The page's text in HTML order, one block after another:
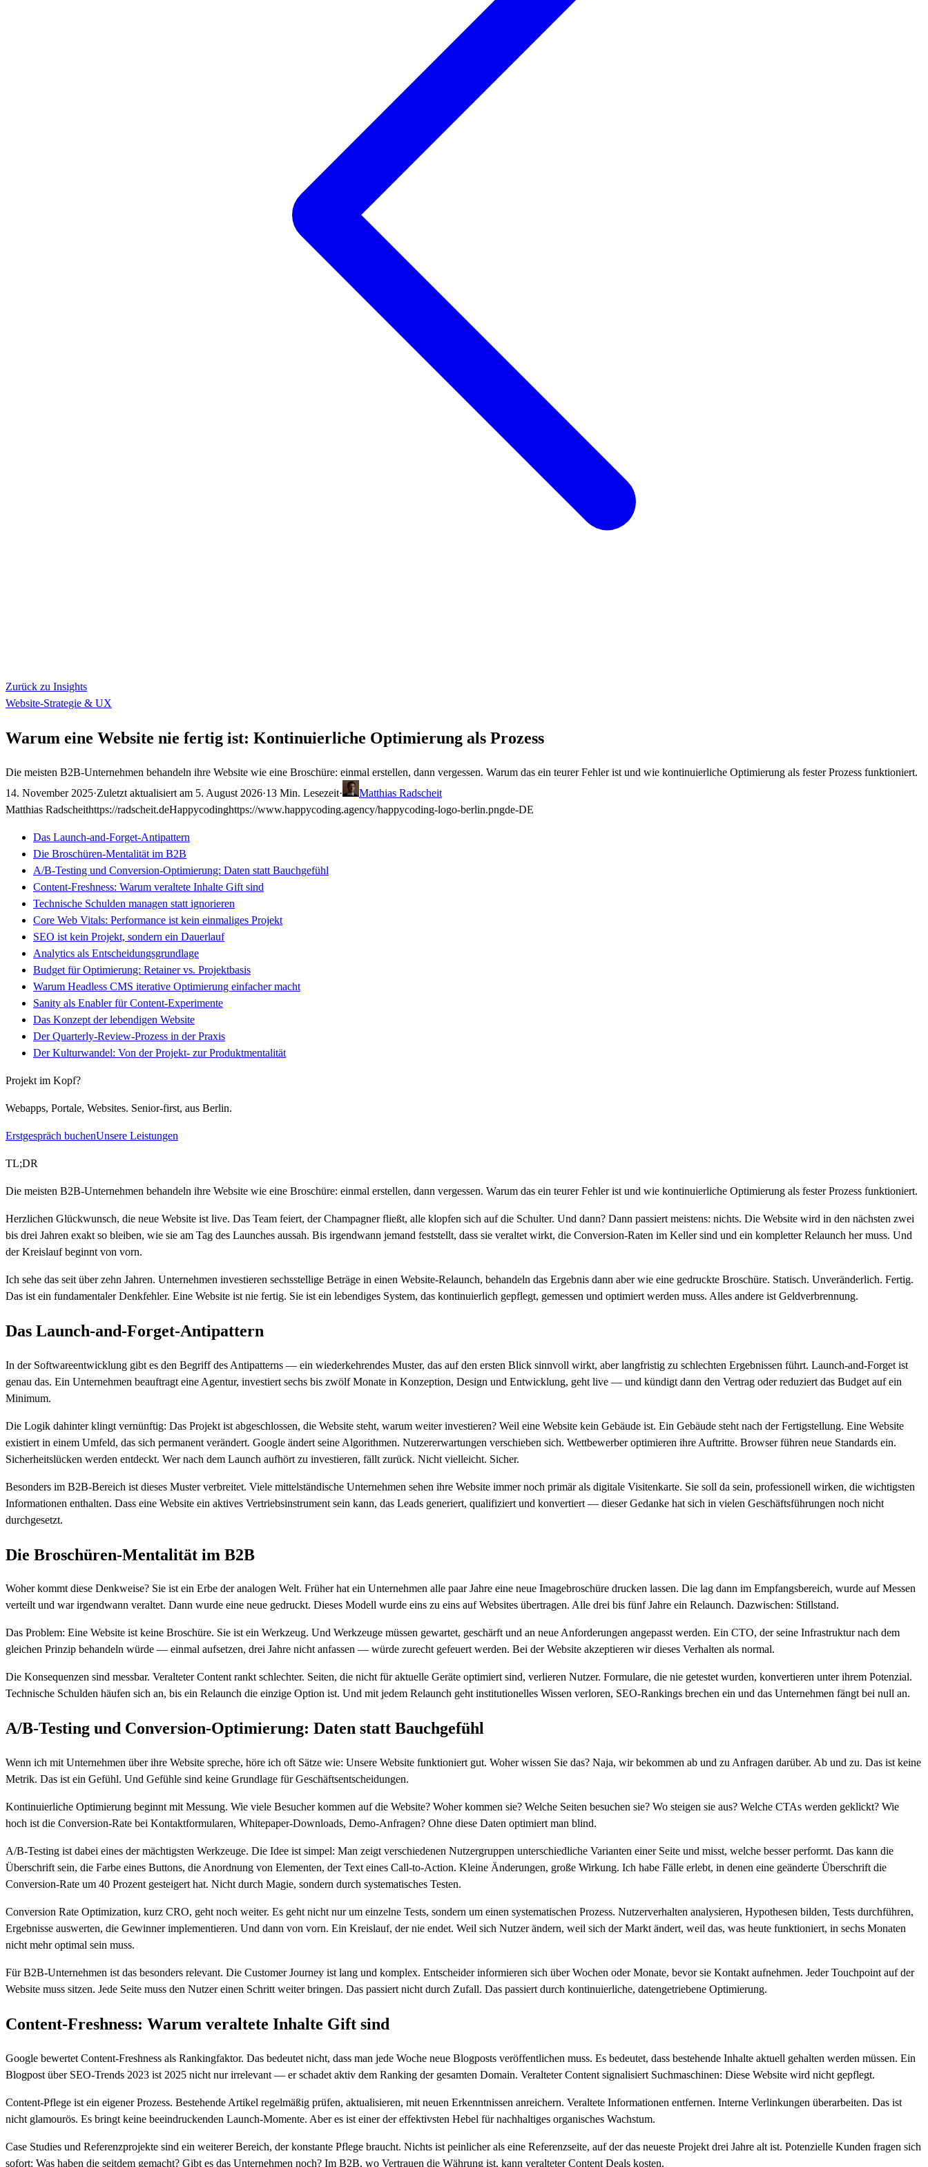
Zurück zu Insights
Website-Strategie & UX
Warum eine Website nie fertig ist: Kontinuierliche Optimierung als Prozess
Die meisten B2B-Unternehmen behandeln ihre Website wie eine Broschüre: einmal erstellen, dann vergessen. Warum das ein teurer Fehler ist und wie kontinuierliche Optimierung als fester Prozess funktioniert.
14. November 2025·Zuletzt aktualisiert am 5. August 2026·13 Min. Lesezeit·
Matthias Radscheit
Matthias Radscheithttps://radscheit.deHappycodinghttps://www.happycoding.agency/happycoding-logo-berlin.pngde-DE
Das Launch-and-Forget-Antipattern
Die Broschüren-Mentalität im B2B
A/B-Testing und Conversion-Optimierung: Daten statt Bauchgefühl
Content-Freshness: Warum veraltete Inhalte Gift sind
Technische Schulden managen statt ignorieren
Core Web Vitals: Performance ist kein einmaliges Projekt
SEO ist kein Projekt, sondern ein Dauerlauf
Analytics als Entscheidungsgrundlage
Budget für Optimierung: Retainer vs. Projektbasis
Warum Headless CMS iterative Optimierung einfacher macht
Sanity als Enabler für Content-Experimente
Das Konzept der lebendigen Website
Der Quarterly-Review-Prozess in der Praxis
Der Kulturwandel: Von der Projekt- zur Produktmentalität
Projekt im Kopf?
Webapps, Portale, Websites. Senior-first, aus Berlin.
Erstgespräch buchenUnsere Leistungen
TL;DR
Die meisten B2B-Unternehmen behandeln ihre Website wie eine Broschüre: einmal erstellen, dann vergessen. Warum das ein teurer Fehler ist und wie kontinuierliche Optimierung als fester Prozess funktioniert.
Herzlichen Glückwunsch, die neue Website ist live. Das Team feiert, der Champagner fließt, alle klopfen sich auf die Schulter. Und dann? Dann passiert meistens: nichts. Die Website wird in den nächsten zwei
bis drei Jahren exakt so bleiben, wie sie am Tag des Launches aussah. Bis irgendwann jemand feststellt, dass sie veraltet wirkt, die Conversion-Raten im Keller sind und ein kompletter Relaunch her muss. Und
der Kreislauf beginnt von vorn.
Ich sehe das seit über zehn Jahren. Unternehmen investieren sechsstellige Beträge in einen Website-Relaunch, behandeln das Ergebnis dann aber wie eine gedruckte Broschüre. Statisch. Unveränderlich. Fertig.
Das ist ein fundamentaler Denkfehler. Eine Website ist nie fertig. Sie ist ein lebendiges System, das kontinuierlich gepflegt, gemessen und optimiert werden muss. Alles andere ist Geldverbrennung.
Das Launch-and-Forget-Antipattern
In der Softwareentwicklung gibt es den Begriff des Antipatterns — ein wiederkehrendes Muster, das auf den ersten Blick sinnvoll wirkt, aber langfristig zu schlechten Ergebnissen führt. Launch-and-Forget ist
genau das. Ein Unternehmen beauftragt eine Agentur, investiert sechs bis zwölf Monate in Konzeption, Design und Entwicklung, geht live — und kündigt dann den Vertrag oder reduziert das Budget auf ein
Minimum.
Die Logik dahinter klingt vernünftig: Das Projekt ist abgeschlossen, die Website steht, warum weiter investieren? Weil eine Website kein Gebäude ist. Ein Gebäude steht nach der Fertigstellung. Eine Website
existiert in einem Umfeld, das sich permanent verändert. Google ändert seine Algorithmen. Nutzererwartungen verschieben sich. Wettbewerber optimieren ihre Auftritte. Browser führen neue Standards ein.
Sicherheitslücken werden entdeckt. Wer nach dem Launch aufhört zu investieren, fällt zurück. Nicht vielleicht. Sicher.
Besonders im B2B-Bereich ist dieses Muster verbreitet. Viele mittelständische Unternehmen sehen ihre Website immer noch primär als digitale Visitenkarte. Sie soll da sein, professionell wirken, die wichtigsten
Informationen enthalten. Dass eine Website ein aktives Vertriebsinstrument sein kann, das Leads generiert, qualifiziert und konvertiert — dieser Gedanke hat sich in vielen Geschäftsführungen noch nicht
durchgesetzt.
Die Broschüren-Mentalität im B2B
Woher kommt diese Denkweise? Sie ist ein Erbe der analogen Welt. Früher hat ein Unternehmen alle paar Jahre eine neue Imagebroschüre drucken lassen. Die lag dann im Empfangsbereich, wurde auf Messen
verteilt und war irgendwann veraltet. Dann wurde eine neue gedruckt. Dieses Modell wurde eins zu eins auf Websites übertragen. Alle drei bis fünf Jahre ein Relaunch. Dazwischen: Stillstand.
Das Problem: Eine Website ist keine Broschüre. Sie ist ein Werkzeug. Und Werkzeuge müssen gewartet, geschärft und an neue Anforderungen angepasst werden. Ein CTO, der seine Infrastruktur nach dem
gleichen Prinzip behandeln würde — einmal aufsetzen, drei Jahre nicht anfassen — würde zurecht gefeuert werden. Bei der Website akzeptieren wir dieses Verhalten als normal.
Die Konsequenzen sind messbar. Veralteter Content rankt schlechter. Seiten, die nicht für aktuelle Geräte optimiert sind, verlieren Nutzer. Formulare, die nie getestet wurden, konvertieren unter ihrem Potenzial.
Technische Schulden häufen sich an, bis ein Relaunch die einzige Option ist. Und mit jedem Relaunch geht institutionelles Wissen verloren, SEO-Rankings brechen ein und das Unternehmen fängt bei null an.
A/B-Testing und Conversion-Optimierung: Daten statt Bauchgefühl
Wenn ich mit Unternehmen über ihre Website spreche, höre ich oft Sätze wie: Unsere Website funktioniert gut. Woher wissen Sie das? Naja, wir bekommen ab und zu Anfragen darüber. Ab und zu. Das ist keine
Metrik. Das ist ein Gefühl. Und Gefühle sind keine Grundlage für Geschäftsentscheidungen.
Kontinuierliche Optimierung beginnt mit Messung. Wie viele Besucher kommen auf die Website? Woher kommen sie? Welche Seiten besuchen sie? Wo steigen sie aus? Welche CTAs werden geklickt? Wie
hoch ist die Conversion-Rate bei Kontaktformularen, Whitepaper-Downloads, Demo-Anfragen? Ohne diese Daten optimiert man blind.
A/B-Testing ist dabei eines der mächtigsten Werkzeuge. Die Idee ist simpel: Man zeigt verschiedenen Nutzergruppen unterschiedliche Varianten einer Seite und misst, welche besser performt. Das kann die
Überschrift sein, die Farbe eines Buttons, die Anordnung von Elementen, der Text eines Call-to-Action. Kleine Änderungen, große Wirkung. Ich habe Fälle erlebt, in denen eine geänderte Überschrift die
Conversion-Rate um 40 Prozent gesteigert hat. Nicht durch Magie, sondern durch systematisches Testen.
Conversion Rate Optimization, kurz CRO, geht noch weiter. Es geht nicht nur um einzelne Tests, sondern um einen systematischen Prozess. Nutzerverhalten analysieren, Hypothesen bilden, Tests durchführen,
Ergebnisse auswerten, die Gewinner implementieren. Und dann von vorn. Ein Kreislauf, der nie endet. Weil sich Nutzer ändern, weil sich der Markt ändert, weil das, was heute funktioniert, in sechs Monaten
nicht mehr optimal sein muss.
Für B2B-Unternehmen ist das besonders relevant. Die Customer Journey ist lang und komplex. Entscheider informieren sich über Wochen oder Monate, bevor sie Kontakt aufnehmen. Jeder Touchpoint auf der
Website muss sitzen. Jede Seite muss den Nutzer einen Schritt weiter bringen. Das passiert nicht durch Zufall. Das passiert durch kontinuierliche, datengetriebene Optimierung.
Content-Freshness: Warum veraltete Inhalte Gift sind
Google bewertet Content-Freshness als Rankingfaktor. Das bedeutet nicht, dass man jede Woche neue Blogposts veröffentlichen muss. Es bedeutet, dass bestehende Inhalte aktuell gehalten werden müssen. Ein
Blogpost über SEO-Trends 2023 ist 2025 nicht nur irrelevant — er schadet aktiv dem Ranking der gesamten Domain. Veralteter Content signalisiert Suchmaschinen: Diese Website wird nicht gepflegt.
Content-Pflege ist ein eigener Prozess. Bestehende Artikel regelmäßig prüfen, aktualisieren, mit neuen Erkenntnissen anreichern. Veraltete Informationen entfernen. Interne Verlinkungen überarbeiten. Das ist
nicht glamourös. Es bringt keine beeindruckenden Launch-Momente. Aber es ist einer der effektivsten Hebel für nachhaltiges organisches Wachstum.
Case Studies und Referenzprojekte sind ein weiterer Bereich, der konstante Pflege braucht. Nichts ist peinlicher als eine Referenzseite, auf der das neueste Projekt drei Jahre alt ist. Potenzielle Kunden fragen sich
sofort: Was haben die seitdem gemacht? Gibt es das Unternehmen noch? Im B2B, wo Vertrauen die Währung ist, kann veralteter Content Deals kosten.